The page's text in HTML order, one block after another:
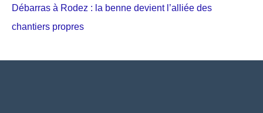
Débarras à Rodez : la benne devient l’alliée des
chantiers propres